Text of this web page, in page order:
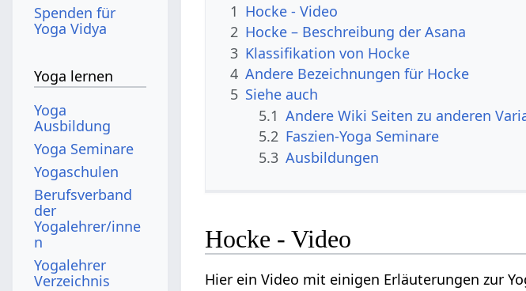
1 Hocke - Video
2 Hocke – Beschreibung der Asana
3 Klassifikation von Hocke
4 Andere Bezeichnungen für Hocke
5 Siehe auch
5.1 Andere Wiki Seiten zu anderen
5.2 Faszien-Yoga Seminare
5.3 Ausbildungen
Hocke - Video
Hier ein Video mit einigen Erläuterungen zur
Spenden für
Yoga Vidya
Yoga lernen
Yoga
Ausbildung
Yoga Seminare
Yogaschulen
Berufsverband
der
Yogalehrer/inne
n
Yogalehrer
Verzeichnis